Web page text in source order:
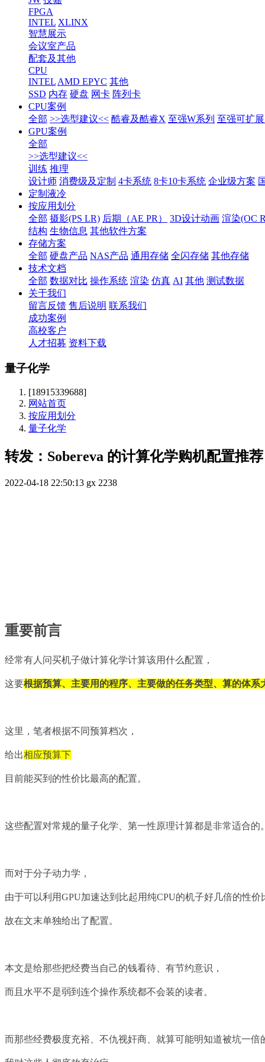
FPGA
INTEL XLINX
智慧展示
会议室产品
配套及其他
CPU
INTEL AMD EPYC 其他
SSD 内存 硬盘 网卡 阵列卡
CPU案例
全部 >>选型建议<< 酷睿及酷睿X 至强W系列 至强可扩
GPU案例
全部
>>选型建议<<
训练 推理
设计师 消费级及定制 4卡系统 8卡10卡系统 企业级方案
定制液冷
按应用划分
全部 摄影(PS LR) 后期（AE PR） 3D设计动画 渲染(OC
结构 生物信息 其他软件方案
存储方案
全部 硬盘产品 NAS产品 通用存储 全闪存储 其他存储
技术文档
全部 数据对比 操作系统 渲染 仿真 AI 其他 测试数据
关于我们
留言反馈 售后说明 联系我们
成功案例
高校客户
人才招募 资料下载
量子化学
[18915339688]
网站首页
按应用划分
量子化学
转发：Sobereva 的计算化学购机配置推荐
2022-04-18 22:50:13 gx 2238
重要前言
经常有人问买机子做计算化学计算该用什么配置，
这要根据预算、主要用的程序、主要做的任务类型、算的体系
这里，笔者根据不同预算档次，
给出相应预算下
目前能买到的性价比最高的配置。
这些配置对常规的量子化学、第一性原理计算都是非常适合的
而对于分子动力学，
由于可以利用GPU加速达到比起用纯CPU的机子好几倍的性价
故在文末单独给出了配置。
本文是给那些把经费当自己的钱看待、有节约意识，
而且水平不是弱到连个操作系统都不会装的读者。
而那些经费极度充裕、不仇视奸商、就算可能明知道被坑一